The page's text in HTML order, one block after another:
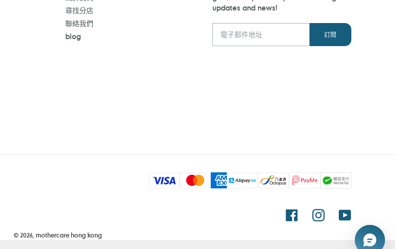
尋找分店
聯絡我們
blog
updates and news!
FacebookInstagramYouTube
© 2026, mothercare hong kong